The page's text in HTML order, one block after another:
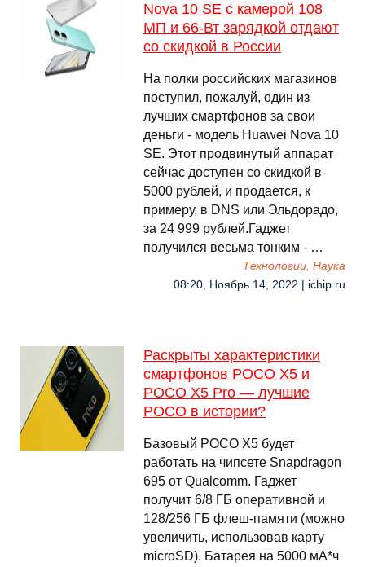
Nova 10 SE с камерой 108
МП и 66-Вт зарядкой отдают
со скидкой в России
На полки российских магазинов
поступил, пожалуй, один из
лучших смартфонов за свои
деньги - модель Huawei Nova 10
SE. Этот продвинутый аппарат
сейчас доступен со скидкой в
5000 рублей, и продается, к
примеру, в DNS или Эльдорадо,
за 24 999 рублей.Гаджет
получился весьма тонким - …
Технологии, Наука
08:20, Ноябрь 14, 2022 | ichip.ru
Раскрыты характеристики
смартфонов POCO X5 и
POCO X5 Pro — лучшие
POCO в истории?
Базовый POCO X5 будет
работать на чипсете Snapdragon
695 от Qualcomm. Гаджет
получит 6/8 ГБ оперативной и
128/256 ГБ флеш-памяти (можно
увеличить, использовав карту
microSD). Батарея на 5000 мА*ч